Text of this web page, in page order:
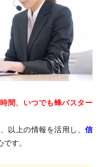
間、いつでも蜂バスター
以上の情報を活用し、 信
す。